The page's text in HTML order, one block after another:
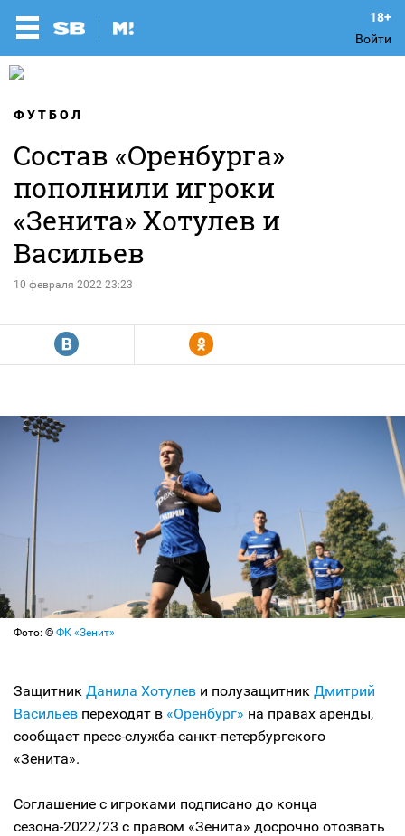
Войти
ФУТБОЛ
Состав «Оренбурга»
пополнили игроки
«Зенита» Хотулев и
Васильев
10 февраля 2022 23:23
R Y
Фото: © ФК «Зенит»
Защитник Данила Хотулев и полузащитник Дмитрий
Васильев переходят в «Оренбург» на правах аренды,
сообщает пресс-служба санкт-петербургского
«Зенита».
Соглашение с игроками подписано до конца
сезона-2022/23 с правом «Зенита» досрочно отозвать